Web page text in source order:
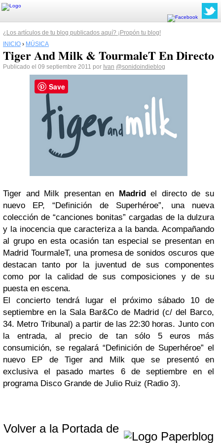
¿Los artículos de tu blog publicados aquí? ¡Propón tu blog!
INICIO › MÚSICA
Tiger And Milk & TourmaleT En Directo
Publicado el 09 septiembre 2011 por Ivan @sonidoindieblog
Tiger and Milk presentan en Madridel directo de su
nuevo EP, “Definición de Superhéroe”, una nueva
colección de “canciones bonitas” cargadas de la dulzura
y la inocencia que caracteriza a la banda. Acompañando
al grupo en esta ocasión tan especial se presentan en
Madrid TourmaleT, una promesa de sonidos oscuros que
destacan tanto por la juventud de sus componentes
como por la calidad de sus composiciones y de su
puesta en escena.
El concierto tendrá lugar el próximo sábado 10 de
septiembre en la Sala Bar&Co de Madrid (c/ del Barco,
34. Metro Tribunal) a partir de las 22:30 horas. Junto con
la entrada, al precio de tan sólo 5 euros más
consumición, se regalará “Definición de Superhéroe” el
nuevo EP de Tiger and Milk que se presentó en
exclusiva el pasado martes 6 de septiembre en el
programa Disco Grande de Julio Ruiz (Radio 3).
Volver a la Portada de
Save